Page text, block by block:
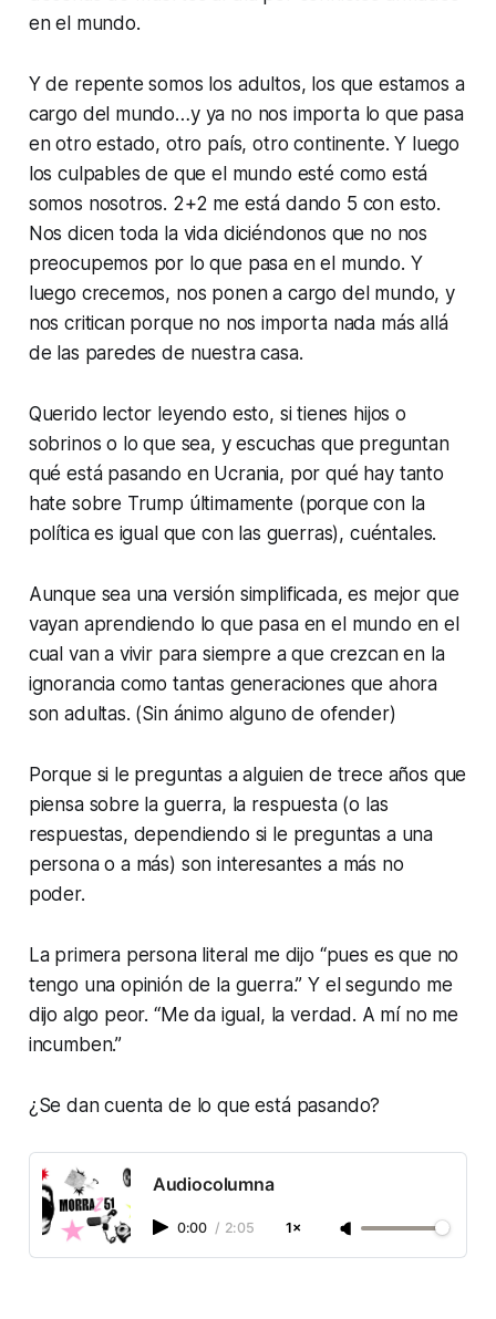
en el mundo.
Y de repente somos los adultos, los que estamos a
cargo del mundo…y ya no nos importa lo que pasa
en otro estado, otro país, otro continente. Y luego
los culpables de que el mundo esté como está
somos nosotros. 2+2 me está dando 5 con esto.
Nos dicen toda la vida diciéndonos que no nos
preocupemos por lo que pasa en el mundo. Y
luego crecemos, nos ponen a cargo del mundo, y
nos critican porque no nos importa nada más allá
de las paredes de nuestra casa.
Querido lector leyendo esto, si tienes hijos o
sobrinos o lo que sea, y escuchas que preguntan
qué está pasando en Ucrania, por qué hay tanto
hate sobre Trump últimamente (porque con la
política es igual que con las guerras), cuéntales.
Aunque sea una versión simplificada, es mejor que
vayan aprendiendo lo que pasa en el mundo en el
cual van a vivir para siempre a que crezcan en la
ignorancia como tantas generaciones que ahora
son adultas. (Sin ánimo alguno de ofender)
Porque si le preguntas a alguien de trece años que
piensa sobre la guerra, la respuesta (o las
respuestas, dependiendo si le preguntas a una
persona o a más) son interesantes a más no
poder.
La primera persona literal me dijo “pues es que no
tengo una opinión de la guerra.” Y el segundo me
dijo algo peor. “Me da igual, la verdad. A mí no me
incumben.”
¿Se dan cuenta de lo que está pasando?
Audiocolumna
0:00 / 2:05 1×